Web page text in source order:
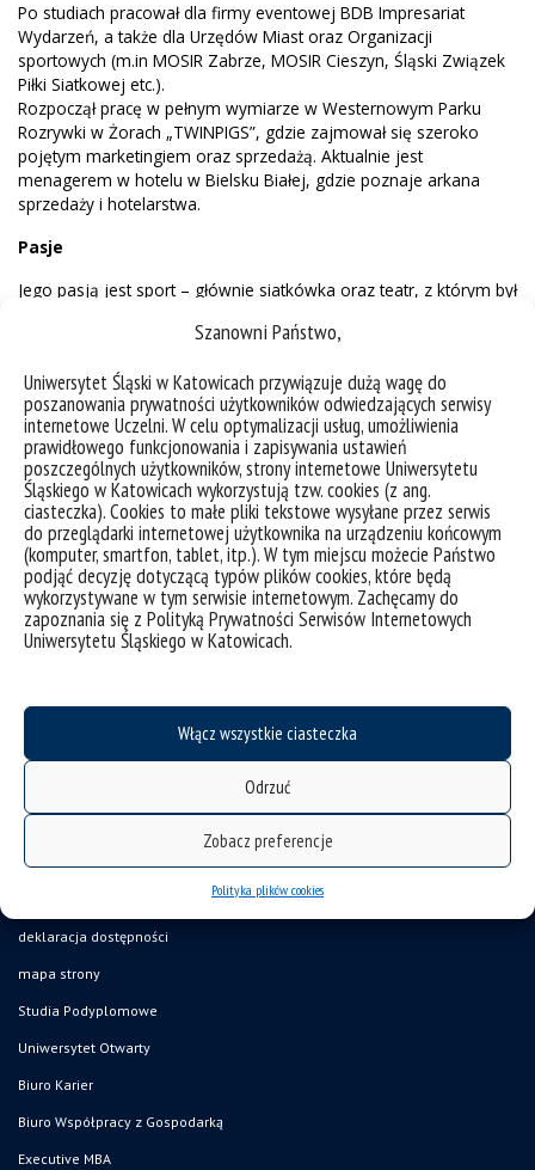
Szanowni Państwo,
Uniwersytet Śląski w Katowicach przywiązuje dużą wagę do
poszanowania prywatności użytkowników odwiedzających serwisy
internetowe Uczelni. W celu optymalizacji usług, umożliwienia
prawidłowego funkcjonowania i zapisywania ustawień
poszczególnych użytkowników, strony internetowe Uniwersytetu
Śląskiego w Katowicach wykorzystują tzw. cookies (z ang.
ciasteczka). Cookies to małe pliki tekstowe wysyłane przez serwis
do przeglądarki internetowej użytkownika na urządzeniu końcowym
(komputer, smartfon, tablet, itp.). W tym miejscu możecie Państwo
podjąć decyzję dotyczącą typów plików cookies, które będą
wykorzystywane w tym serwisie internetowym. Zachęcamy do
zapoznania się z Polityką Prywatności Serwisów Internetowych
Uniwersytetu Śląskiego w Katowicach.
Włącz wszystkie ciasteczka
Odrzuć
Zobacz preferencje
Polityka plików cookies
Po studiach pracował dla firmy eventowej BDB Impresariat
Wydarzeń, a także dla Urzędów Miast oraz Organizacji
sportowych (m.in MOSIR Zabrze, MOSIR Cieszyn, Śląski Związek
Piłki Siatkowej etc.).
Rozpoczął pracę w pełnym wymiarze w Westernowym Parku
Rozrywki w Żorach „TWINPIGS”, gdzie zajmował się szeroko
pojętym marketingiem oraz sprzedażą. Aktualnie jest
menagerem w hotelu w Bielsku Białej, gdzie poznaje arkana
sprzedaży i hotelarstwa.
Pasje
Jego pasją jest sport – głównie siatkówka oraz teatr, z którym był
Obecnie największą pasją jest jego dwuletnia córeczka –
Zapytany dlaczego zasługuje na tytuł „Absolwenta z Pasją”
odpowiedział: „Moje zaangażowanie w »pobudzanie« studentów
z Cieszyna jest od początku nacechowane pasją i chęcią
zrobienia czegoś dla naszego miasta i wydziału tak mocno
odseparowanego od Katowic. Studenci cieszyńskich wydziałów
są trudni i niesforni, ale dzięki zajęciom i imprezom, które dla
nich organizujemy stają na »organizatorskie« nogi. Pozwalamy i
dajemy im szansę się rozwinąć, poznać zaplecze organizacji
dużych wydarzeń a także zadbać o swoje zdrowie i wizerunek”.
deklaracja dostępności
mapa strony
Studia Podyplomowe
Uniwersytet Otwarty
Biuro Karier
Biuro Współpracy z Gospodarką
Executive MBA